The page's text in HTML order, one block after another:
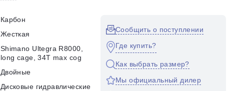
Карбон
Жесткая
Shimano Ultegra R8000,
long cage, 34T max cog
Двойные
Дисковые гидравлические
Сообщить о поступлении
Где купить?
Как выбрать размер?
Мы официальный дилер